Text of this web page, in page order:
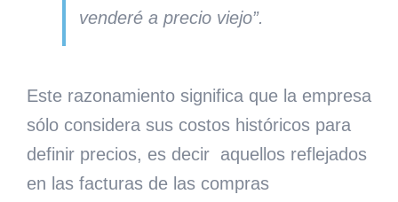
venderé a precio viejo”.
Este razonamiento significa que la empresa
sólo considera sus costos históricos para
definir precios, es decir aquellos reflejados
en las facturas de las compras